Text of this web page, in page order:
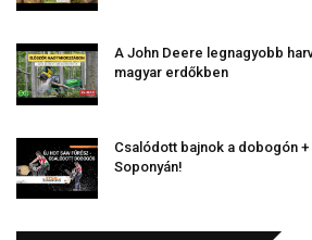
A John Deere legnagyobb
magyar erdőkben
Csalódott bajnok a dobogón
Soponyán!